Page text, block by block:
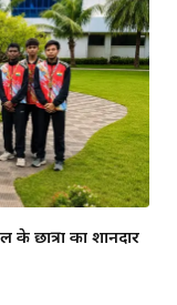
छात्रों का शानदार